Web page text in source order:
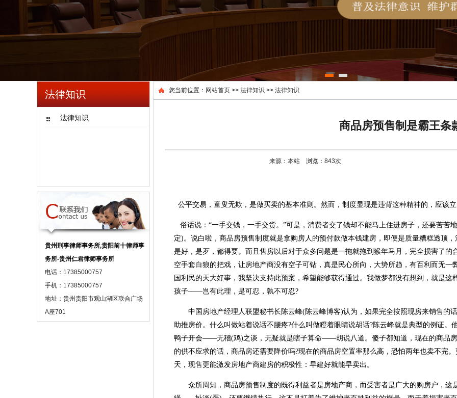
法律知识
法律知识
贵州刑事律师事务所,贵阳前十律师事
务所-贵州仁君律师事务所
电话：17385000757
手机：17385000757
地址：贵州贵阳市观山湖区联合广场
A座701
您当前位置： 网站首页 >> 法律知识 >> 法律知识
商品房预售制是霸王条
来源：本站 浏览： 843次
公平交易，童叟无欺，是做买卖的基本准则。然而，制度显现是违背这种精神的，应该
俗话说：“一手交钱，一手交货。”可是，消费者交了钱却不能马上住进房子，还要苦
定)。说白啦，商品房预售制度就是拿购房人的预付款做本钱建房，即便是质量糟糕透
是好，是歹，都得要。而且售房以后对于众多问题是一拖就拖到猴年马月，完全损害了
空手套白狼的把戏，让房地产商没有空子可钻，真是民心所向，大势所趋，有百利而无
国利民的天大好事，我坚决支持此预案，希望能够获得通过。我做梦都没有想到，就是
孩子——岂有此理，是可忍，孰不可忍?
中国房地产经理人联盟秘书长陈云峰(陈云峰博客)认为，如果完全按照现房来销售的
助推房价。什么叫做站着说话不腰疼?什么叫做瞪着眼睛说胡话?陈云峰就是典型的例证
鸭子开会——无稽(鸡)之谈，无疑就是瞎子算命——胡说八道。傻子都知道，现在的商品
的供不应求的话，商品房还需要降价吗?现在的商品房空置率那么高，恐怕两年也卖不完
天，现售更能激发房地产商建房的积极性：早建好就能早卖出。
众所周知，商品房预售制度的既得利益者是房地产商，而受害者是广大的购房户，这